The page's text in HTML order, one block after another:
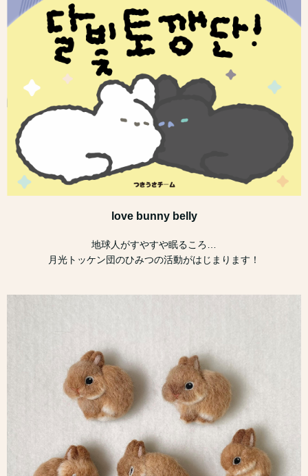
love bunny belly
地球人がすやすや眠るころ…
月光トッケン団のひみつの活動がはじまります！